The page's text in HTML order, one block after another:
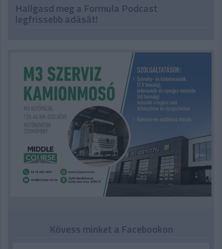
Hallgasd meg a Formula Podcast
legfrissebb adását!
Kövess minket a Facebookon